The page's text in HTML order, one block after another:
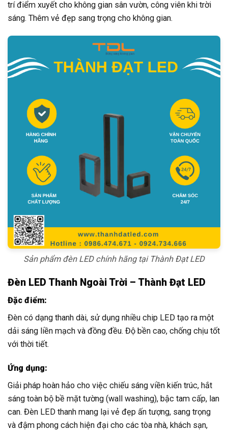
trí điểm xuyết cho không gian sân vườn, công viên khi trời
sáng. Thêm vẻ đẹp sang trọng cho không gian.
Sản phẩm đèn LED chính hãng tại Thành Đạt LED
Đèn LED Thanh Ngoài Trời – Thành Đạt LED
Đặc điểm:
Đèn có dạng thanh dài, sử dụng nhiều chip LED tạo ra một
dải sáng liền mạch và đồng đều. Độ bền cao, chống chịu tốt
với thời tiết.
Ứng dụng:
Giải pháp hoàn hảo cho việc chiếu sáng viền kiến trúc, hắt
sáng toàn bộ bề mặt tường (wall washing), bậc tam cấp, lan
can. Đèn LED thanh mang lại vẻ đẹp ấn tượng, sang trọng
và đậm phong cách hiện đại cho các tòa nhà, khách sạn,